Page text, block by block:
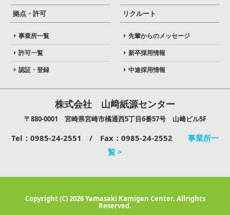
拠点・許可
事業所一覧
許可一覧
認証・登録
リクルート
先輩からのメッセージ
新卒採用情報
中途採用情報
株式会社 山﨑紙源センター
〒880-0001 宮崎県宮崎市橘通西5丁目6番57号 山﨑ビル5F
Tel：0985-24-2551 / Fax：0985-24-2552 事業所一
覧 >
Copyright (C) 2026 Yamasaki Kamigen Center. Allrights
Reserved.